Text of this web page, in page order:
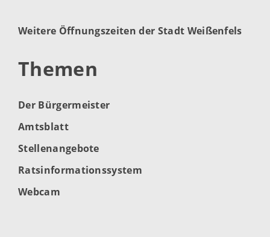
Weitere Öffnungszeiten der Stadt Weißenfels
Themen
Der Bürgermeister
Amtsblatt
Stellenangebote
Ratsinformationssystem
Webcam